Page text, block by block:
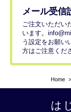
メール受信
ご注文いただい
います。
う設定をお願い
方はご注意くだ
Home
は